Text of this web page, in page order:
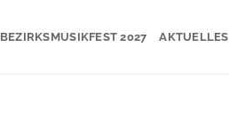
BEZIRKSMUSIKFEST 2027 AKTUELLES